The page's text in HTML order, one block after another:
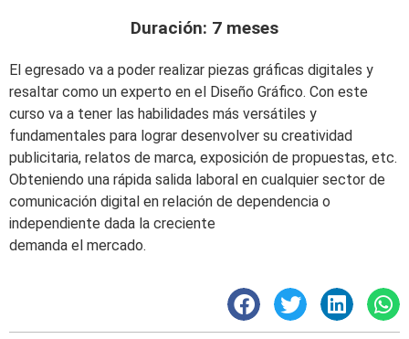
Duración: 7 meses
El egresado va a poder realizar piezas gráficas digitales y
resaltar como un experto en el Diseño Gráfico. Con este
curso va a tener las habilidades más versátiles y
fundamentales para lograr desenvolver su creatividad
publicitaria, relatos de marca, exposición de propuestas, etc.
Obteniendo una rápida salida laboral en cualquier sector de
comunicación digital en relación de dependencia o
independiente dada la creciente
demanda el mercado.